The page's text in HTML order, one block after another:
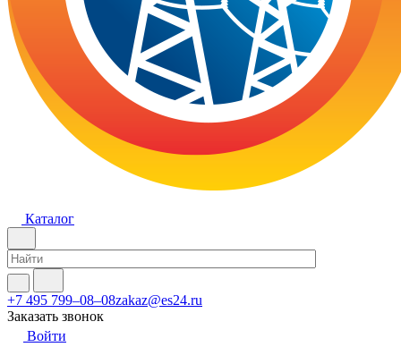
Каталог
+7 495 799–08–08zakaz@es24.ru
Заказать звонок
Войти